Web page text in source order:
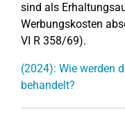
sind als
Werbungskosten
VI R 358/69).
(2024): Wie werden
behandelt?